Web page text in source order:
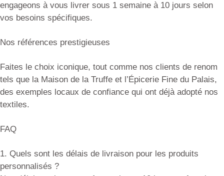
engageons à vous livrer sous 1 semaine à 10 jours selon
vos besoins spécifiques.
Nos références prestigieuses
Faites le choix iconique, tout comme nos clients de renom
tels que la Maison de la Truffe et l’Épicerie Fine du Palais,
des exemples locaux de confiance qui ont déjà adopté nos
textiles.
FAQ
1. Quels sont les délais de livraison pour les produits
personnalisés ?